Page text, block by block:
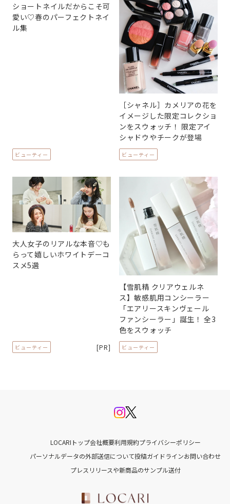
ショートネイルだからこそ可
愛い♡春のパーフェクトネイ
ル集
ビューティー
［シャネル］カメリアの花を
イメージした限定コレクショ
ンをスウォッチ！ 限定アイ
シャドウやチークが登場
ビューティー
大人女子のリアルな本音♡も
らって嬉しいホワイトデーコ
スメ5選
ビューティー [PR]
【雪肌精 クリアウェルネ
ス】敏感肌用コンシーラー
「エアリースキンヴェール
ファンシーラー」誕生！ 全3
色をスウォッチ
ビューティー
LOCARIトップ会社概要利用規約プライバシーポリシー
パーソナルデータの外部送信について投稿ガイドラインお問い合わせ
プレスリリースや新商品のサンプル送付